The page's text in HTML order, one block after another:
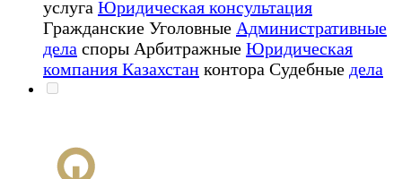
услуга Юридическая консультация
Гражданские Уголовные Административные
дела споры Арбитражные Юридическая
компания Казахстан контора Судебные дела